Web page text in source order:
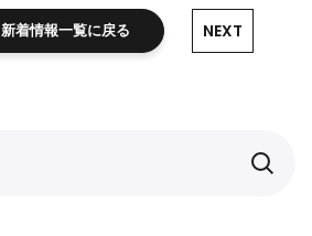
新着情報一覧に戻る NEXT